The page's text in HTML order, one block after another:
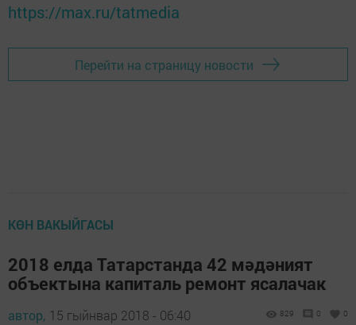
https://max.ru/tatmedia
Перейти на страницу новости
КӨН ВАКЫЙГАСЫ
2018 елда Татарстанда 42 мәдәният
объектына капиталь ремонт ясалачак
автор, 15 гыйнвар 2018 - 06:40 829 0 0